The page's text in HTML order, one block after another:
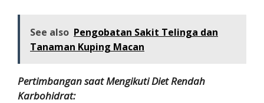
See also Pengobatan Sakit Telinga dan
Tanaman Kuping Macan
Pertimbangan saat Mengikuti Diet Rendah
Karbohidrat: